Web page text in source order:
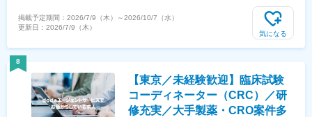
細2＞宇都宮工場住所：栃木県宇都宮市清原工業団地16-3 勤務地最寄
駅：東北新幹線／宇都宮駅受動喫煙対策：屋内全面禁煙変更の範囲：会
社の定める事業所（リモートワーク含む）
額（基本給）：280,000円～750,000円＜月給＞280,000円～750,000円
＜昇給有無＞有＜残業手当＞有＜給与補足＞※給与詳細は経験・能力・
前職給与等を踏まえて決定■昇降給：年1回■賞与：年2回（4月、10
上下する可能性があります。月給(月額)は固定手当を含めた表記です。
掲載予定期間： 2026/7/9（木） ～2026/10/7（水）
更新日： 2026/7/9（木）
気になる
8
【東京／未経験歓迎】臨床試験
コーディネーター（CRC）／研
修充実／大手製薬・CRO案件多